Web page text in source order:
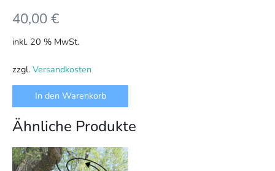
40,00€
inkl. 20 % MwSt.
zzgl. Versandkosten
In den Warenkorb
Ähnliche Produkte